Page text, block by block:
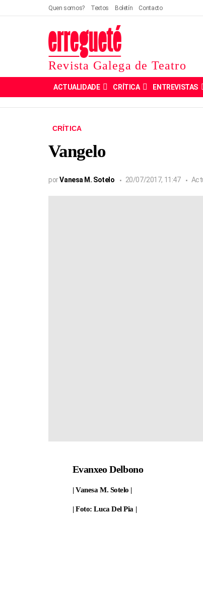
Quen somos? Textos Boletín Contacto
Revista Galega de Teatro
ACTUALIDADE CRÍTICA ENTREVISTAS
CRÍTICA
Vangelo
porVanesa M. Sotelo 20/07/2017, 11:47
Evanxeo Delbono
| Vanesa M. Sotelo |
| Foto: Luca Del Pia |